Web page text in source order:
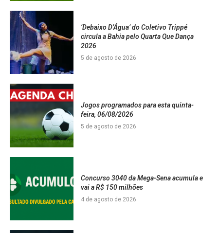
‘Debaixo D’Água’ do Coletivo Trippé
circula a Bahia pelo Quarta Que Dança
2026
5 de agosto de 2026
Jogos programados para esta quinta-
feira, 06/08/2026
5 de agosto de 2026
Concurso 3040 da Mega-Sena acumula e
vai a R$ 150 milhões
4 de agosto de 2026